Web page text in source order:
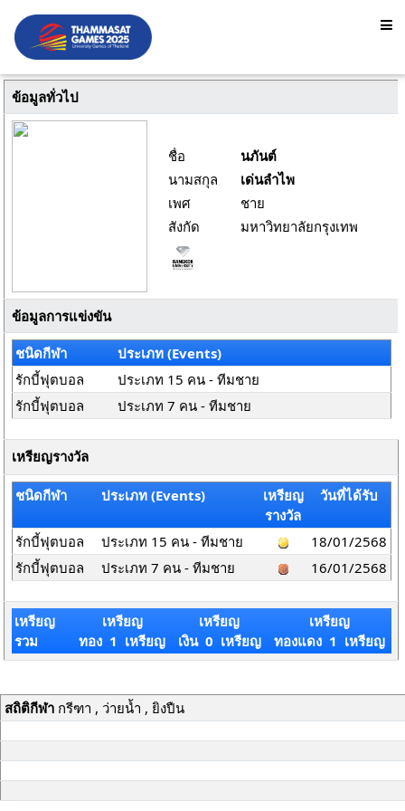
ข้อมูลทั่วไป
ชื่อ
นภันต์
นามสกุล
เด่นลำไพ
เพศ
ชาย
สังกัด
มหาวิทยาลัยกรุงเทพ
ข้อมูลการแข่งขัน
ชนิดกีฬา
ประเภท (Events)
รักบี้ฟุตบอล
ประเภท 15 คน - ทีมชาย
รักบี้ฟุตบอล
ประเภท 7 คน - ทีมชาย
เหรียญรางวัล
ชนิดกีฬา ประเภท (Events)
เหรียญ
รางวัล
วันที่ได้รับ
รักบี้ฟุตบอล ประเภท 15 คน - ทีมชาย
18/01/2568
รักบี้ฟุตบอล
ประเภท 7 คน - ทีมชาย 16/01/2568
เหรียญ
รวม
เหรียญ
ทอง 1 เหรียญ
เหรียญ
เงิน 0 เหรียญ
เหรียญ
ทองแดง 1 เหรียญ
สถิติกีฬากรีฑา , ว่ายน้ำ , ยิงปืน